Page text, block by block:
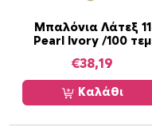
Μπαλόνια Λάτεξ 11
Pearl Ivory /100 τεμ
€38,19
Καλάθι